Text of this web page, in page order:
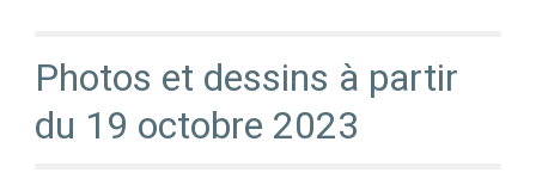
Photos et dessins à partir
du 1 9 octobre 2023